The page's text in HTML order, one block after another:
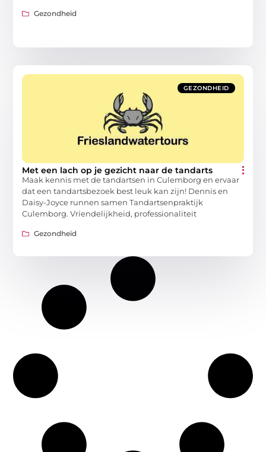
Gezondheid
GEZONDHEID
Met een lach op je gezicht naar de tandarts
Maak kennis met de tandartsen in Culemborg en ervaar
dat een tandartsbezoek best leuk kan zijn! Dennis en
Daisy-Joyce runnen samen Tandartsenpraktijk
Culemborg. Vriendelijkheid, professionaliteit
Gezondheid